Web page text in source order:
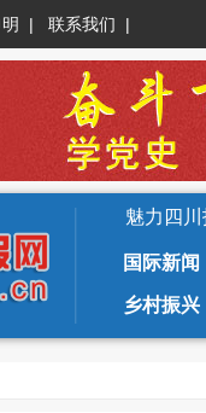
| 联系我们 |
魅力四川
国际新闻
乡村振兴